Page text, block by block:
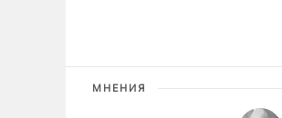
МНЕНИЯ